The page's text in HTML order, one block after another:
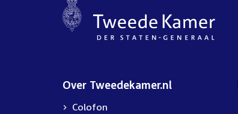
Over Tweedekamer.nl
Colofon